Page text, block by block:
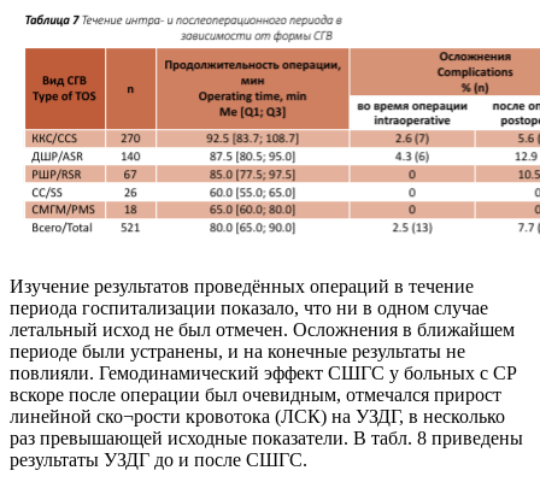
Изучение результатов проведённых операций в течение
периода госпитализации показало, что ни в одном случае
летальный исход не был отмечен. Осложнения в ближайшем
периоде были устранены, и на конечные результаты не
повлияли. Гемодинамический эффект СШГС у больных с СР
вскоре после операции был очевидным, отмечался прирост
линейной ско¬рости кровотока (ЛСК) на УЗДГ, в несколько
раз превышающей исходные показатели. В табл. 8 приведены
результаты УЗДГ до и после СШГС.